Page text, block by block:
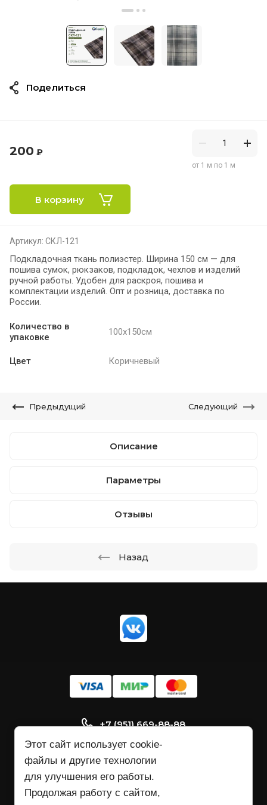
200 ₽
от 1 м по 1 м
В корзину
Артикул: СКЛ-121
Подкладочная ткань полиэстер. Ширина 150 см — для
пошива сумок, рюкзаков, подкладок, чехлов и изделий
ручной работы. Удобен для раскроя, пошива и
комплектации изделий. Опт и розница, доставка по
России.
Количество в
упаковке
100х150см
Цвет Коричневый
Поделиться
Предыдущий Следующий
Описание
Параметры
Отзывы
Назад
+7 (951) 669-88-88
Пн-Сб: 10:00 - 18:00
Санкт-Петербург. Ломаная улица, д11
к2, офис26. 1 этаж.
Этот сайт использует cookie-
файлы и другие технологии
для улучшения его работы.
Продолжая работу с сайтом,